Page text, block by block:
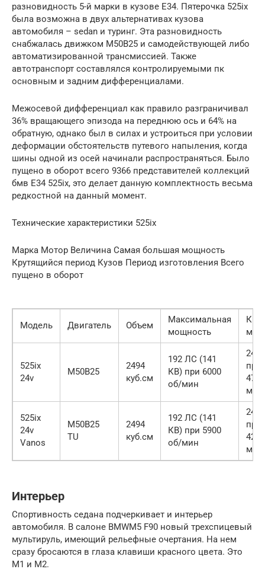
разновидность 5-й марки в кузове Е34. Пятерочка 525іх
была возможна в двух альтернативах кузова
автомобиля – sedan и туринг. Эта разновидность
снабжалась движком М50В25 и самодействующей либо
автоматизированной трансмиссией. Также
автотранспорт составлялся контролируемыми пк
основным и задним дифференциалами.
Межосевой дифференциал как правило разграничивал
36% вращающего эпизода на переднюю ось и 64% на
обратную, однако был в силах и устроиться при условии
деформации обстоятельств путевого напыления, когда
шины одной из осей начинали распространяться. Было
пущено в оборот всего 9366 представителей коллекций
бмв Е34 525іх, это делает данную комплектность весьма
редкостной на данный момент.
Технические характеристики 525іх
Марка Мотор Величина Самая большая мощность
Крутящийся период Кузов Период изготовления Всего
пущено в оборот
Модель Двигатель Объем
Максимальная
мощность
525ix
24v
M50B25
2494
куб.см
192 ЛС (141
КВ) при 6000
об/мин
245
при
мин
525ix
24v
Vanos
M50B25
TU
2494
куб.см
192 ЛС (141
КВ) при 5900
об/мин
245
при
мин
Интерьер
Спортивность седана подчеркивает и интерьер
автомобиля. В салоне BMWM5 F90 новый трехспицевый
мультируль, имеющий рельефные очертания. На нем
сразу бросаются в глаза клавиши красного цвета. Это
М1 и М2.